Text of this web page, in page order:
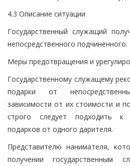
4.3 Описание ситуации
Государственный служащий
непосредственного подчиненного.
Меры предотвращения и
Государственному служащему
подарки от
зависимости от их стоимости и
строго следует подходить к
подарков от одного дарителя.
Представителю нанимателя,
получении государственным